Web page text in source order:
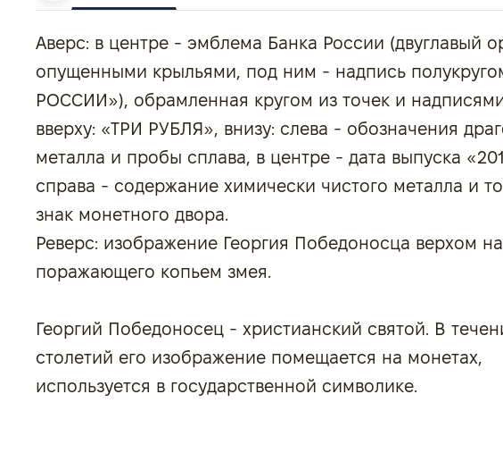
Аверс: в центре - эмблема Банка России (двуглавый
опущенными крыльями, под ним - надпись
РОССИИ»), обрамленная кругом из точек и
вверху: «ТРИ РУБЛЯ», внизу: слева - обозначения
металла и пробы сплава, в центре - дата выпуска
справа - содержание химически чистого металла и
знак монетного двора.
Реверс: изображение Георгия Победоносца верхом
поражающего копьем змея.
Георгий Победоносец - христианский святой. В
столетий его изображение помещается на монетах,
используется в государственной символике.